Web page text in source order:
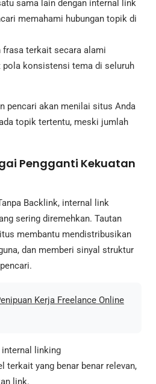
sama lain dengan internal link
memahami hubungan topik di
frasa terkait secara alami
pola konsistensi tema di seluruh
pencari akan menilai situs Anda
topik tertentu, meski jumlah
Pengganti Kekuatan
Backlink, internal link
sering diremehkan. Tautan
membantu mendistribusikan
dan memberi sinyal struktur
Kerja Freelance Online
internal linking
terkait yang benar benar relevan,
link.